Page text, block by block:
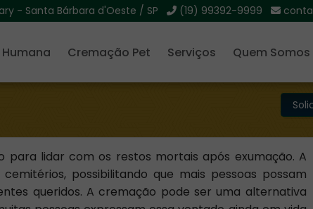
- Santa Bárbara d'Oeste / SP (19) 99392-9999
Cremação Pet Serviços Quem Somos
para lidar com os restos mortais após exumação. A
possibilitando que mais pessoas possam
queridos. A cremação pode ser uma alternativa